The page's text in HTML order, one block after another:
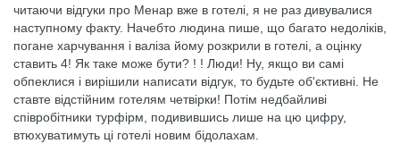
читаючи відгуки про Менар вже в готелі, я не раз дивувалися
наступному факту. Начебто людина пише, що багато недоліків,
погане харчування і валіза йому розкрили в готелі, а оцінку
ставить 4! Як таке може бути? ! ! Люди! Ну, якщо ви самі
обпеклися і вирішили написати відгук, то будьте об'єктивні. Не
ставте відстійним готелям четвірки! Потім недбайливі
співробітники турфірм, подивившись лише на цю цифру,
втюхуватимуть ці готелі новим бідолахам.